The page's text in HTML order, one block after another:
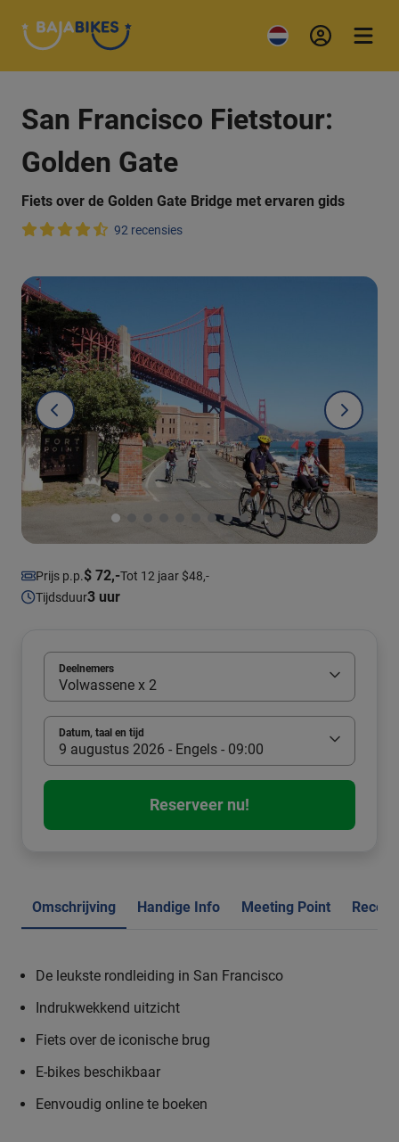
San Francisco Fietstour:
Golden Gate
Fiets over de Golden Gate Bridge met ervaren gids
92 recensies
Prijs p.p.$ 72,-Tot 12 jaar $48,-
Tijdsduur3 uur
Deelnemers
Volwassene x 2
Datum, taal en tijd
9 augustus 2026 - Engels - 09:00
Reserveer nu!
Omschrijving Handige Info Meeting Point
De leukste rondleiding in San Francisco
Indrukwekkend uitzicht
Fiets over de iconische brug
E-bikes beschikbaar
Eenvoudig online te boeken